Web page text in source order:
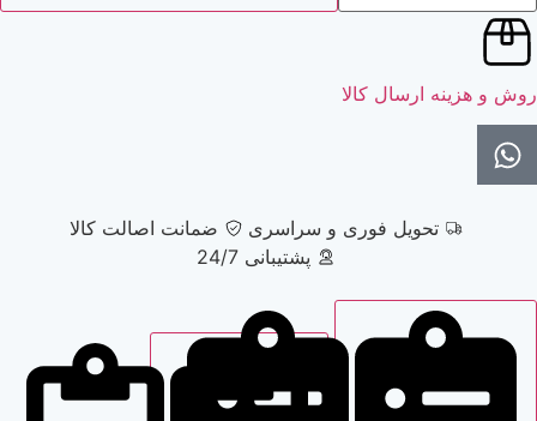
کالا
فوری و سراسری
ضمانت اصالت کالا